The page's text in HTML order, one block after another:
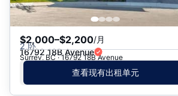
$2,000–$2,200/月
2 卧
16792 18B Avenue
Surrey, BC · 16792 18B Avenue
查看现有出租单元